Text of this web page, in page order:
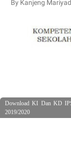
By Kanjeng
Download KI Dan KD
2019/2020